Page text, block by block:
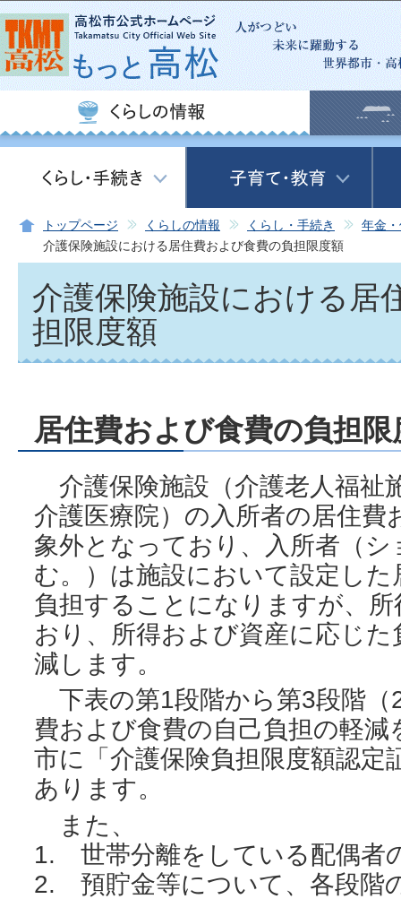
この
トップページ くらしの情報 くらし・手続き
年金
介護保険施設における居住費および食費の負担限度額
介護保険施設における居
担限度額
居住費および食費の負担限
介護保険施設（介護老人福祉
介護医療院）の入所者の居住費
象外となっており、入所者（
む。）は施設において設定し
負担することになりますが、
おり、所得および資産に応じ
減します。
下表の第1段階から第3段階（
費および食費の自己負担の軽
市に「介護保険負担限度額認定
あります。
また、
1. 世帯分離をしている配偶者
2. 預貯金等について、各段階